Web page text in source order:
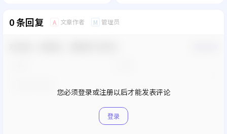
0 条回复 A 文章作者 M 管理员
您必须登录或注册以后才能发表评论
登录